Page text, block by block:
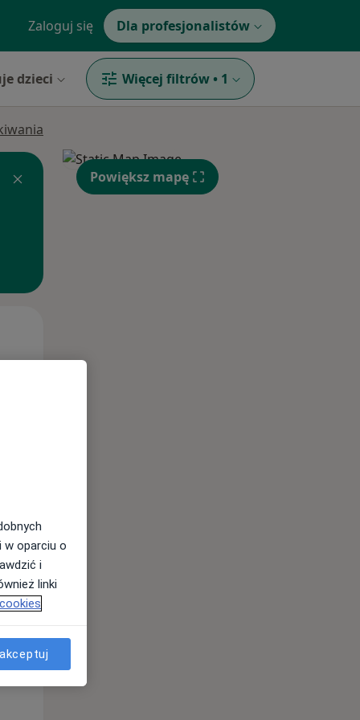
Zaloguj się Dla profesjonalistów
dzieci Więcej filtrów • 1
Śr,
Powiększ mapę
w oparciu o
i
linki